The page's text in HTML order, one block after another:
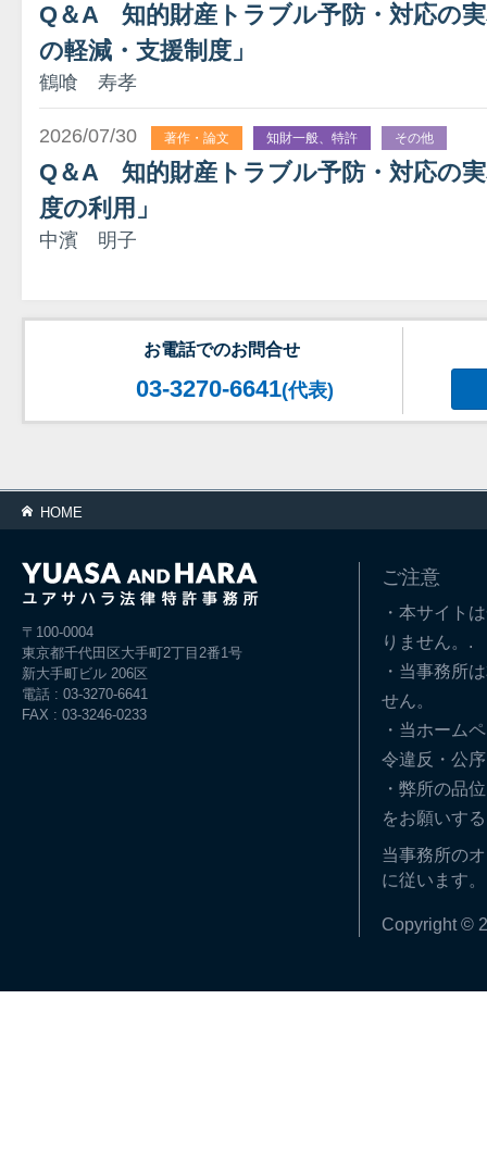
Q＆A 知的財産トラブル予防・対応の
の軽減・支援制度」
鶴喰 寿孝
2026/07/30 著作・論文 知財一般、特許 その他
Q＆A 知的財産トラブル予防・対応の
度の利用」
中濱 明子
お電話でのお問合せ
03-3270-6641(代表)
HOME
〒100-0004
東京都千代田区大手町2丁目2番1号
新大手町ビル 206区
電話 : 03-3270-6641
FAX : 03-3246-0233
ご注意
・本サイト
りません。.
・当事務所
せん。
・当ホーム
令違反・公
・弊所の品
をお願いす
当事務所の
に従います。
Copyright ©